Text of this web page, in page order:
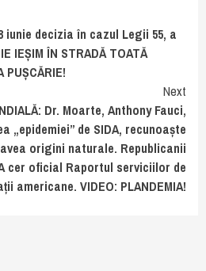
iunie decizia în cazul Legii 55, a
IEȘIM ÎN STRADĂ TOATĂ
PUȘCĂRIE!
Next
Dr. Moarte, Anthony Fauci,
„epidemiei” de SIDA, recunoaște
origini naturale. Republicanii
cer oficial Raportul serviciilor de
americane. VIDEO: PLANDEMIA!